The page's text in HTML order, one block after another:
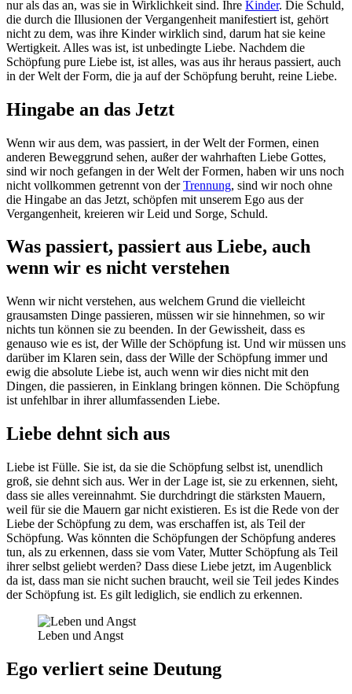
nur als das an, was sie in Wirklichkeit sind. Ihre Kinder. Die Schuld,
die durch die Illusionen der Vergangenheit manifestiert ist, gehört
nicht zu dem, was ihre Kinder wirklich sind, darum hat sie keine
Wertigkeit. Alles was ist, ist unbedingte Liebe. Nachdem die
Schöpfung pure Liebe ist, ist alles, was aus ihr heraus passiert, auch
in der Welt der Form, die ja auf der Schöpfung beruht, reine Liebe.
Hingabe an das Jetzt
Wenn wir aus dem, was passiert, in der Welt der Formen, einen
anderen Beweggrund sehen, außer der wahrhaften Liebe Gottes,
sind wir noch gefangen in der Welt der Formen, haben wir uns noch
nicht vollkommen getrennt von derTrennung, sind wir noch ohne
die Hingabe an das Jetzt, schöpfen mit unserem Ego aus der
Vergangenheit, kreieren wir Leid und Sorge, Schuld.
Was passiert, passiert aus Liebe, auch
wenn wir es nicht verstehen
Wenn wir nicht verstehen, aus welchem Grund die vielleicht
grausamsten Dinge passieren, müssen wir sie hinnehmen, so wir
nichts tun können sie zu beenden. In der Gewissheit, dass es
genauso wie es ist, der Wille der Schöpfung ist. Und wir müssen uns
darüber im Klaren sein, dass der Wille der Schöpfung immer und
ewig die absolute Liebe ist, auch wenn wir dies nicht mit den
Dingen, die passieren, in Einklang bringen können. Die Schöpfung
ist unfehlbar in ihrer allumfassenden Liebe.
Liebe dehnt sich aus
Liebe ist Fülle. Sie ist, da sie die Schöpfung selbst ist, unendlich
groß, sie dehnt sich aus. Wer in der Lage ist, sie zu erkennen, sieht,
dass sie alles vereinnahmt. Sie durchdringt die stärksten Mauern,
weil für sie die Mauern gar nicht existieren. Es ist die Rede von der
Liebe der Schöpfung zu dem, was erschaffen ist, als Teil der
Schöpfung. Was könnten die Schöpfungen der Schöpfung anderes
tun, als zu erkennen, dass sie vom Vater, Mutter Schöpfung als Teil
ihrer selbst geliebt werden? Dass diese Liebe jetzt, im Augenblick
da ist, dass man sie nicht suchen braucht, weil sie Teil jedes Kindes
der Schöpfung ist. Es gilt lediglich, sie endlich zu erkennen.
Leben und Angst
Ego verliert seine Deutung